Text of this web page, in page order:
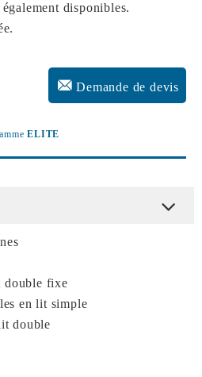
disponibles.
Demande de devis
ELITE
double fixe
en lit simple
double